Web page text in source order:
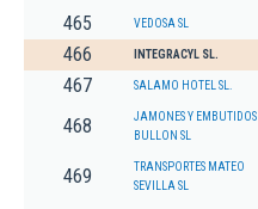
465 VEDOSA SL
466 INTEGRACYL SL.
467 SALAMO HOTEL SL.
468
JAMONES Y EMBUTIDOS
BULLON SL
469
TRANSPORTES MATEO
SEVILLA SL